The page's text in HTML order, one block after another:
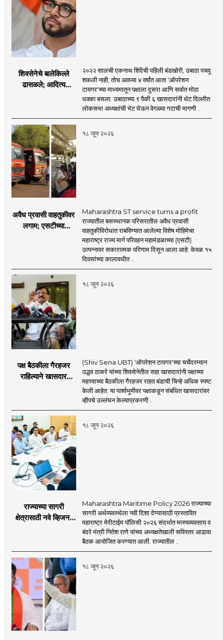
शिवसेनेचे बालेकिल्ले
ढासळले; आदित्य
नेमका कुठे चुकला?
२०२२ सालची एकनाथ शिंदेंची पहिली बंडखोरी, उबाठा पचवू
शकली नाही, तोच अवघ्या ४ वर्षांत आता 'ऑपरेशन
टायगर'च्या माध्यमातून पक्षाला दुसरा आणि सर्वात मोठा
धक्का बसला. उबाठाच्या ९ पैकी ६ खासदारांनी थेट दिल्लीत
लोकसभा अध्यक्षांची भेट घेऊन वेगळ्या गटाची मागणी ..
१८ जून २०२६
अवैध प्रवासी वाहतुकीवर
लगाम; एसटीच्या
Maharashtra ST service turns a profit
राज्यातील बसस्थानक परिसरातील अवैध प्रवासी
वाहतुकीविरोधात राबविण्यात आलेल्या विशेष मोहिमेचा
महाराष्ट्र राज्य मार्ग परिवहन महामंडळाच्या (एसटी)
उत्पन्नावर सकारात्मक परिणाम दिसून आला आहे. केवळ १५
दिवसांच्या कालावधीत ..
१८ जून २०२६
पक्ष बैठकीला गैरहजर
राहिल्याने खासदार
काय सांगतो?
(Shiv Sena UBT) 'ऑपरेशन टायगर'च्या चर्चेदरम्यान
उद्धव ठाकरे यांच्या शिवसेनेतील सहा खासदारांनी पक्षाच्या
महत्त्वाच्या बैठकीला गैरहजर राहत बंडाची चिन्हे अधिक स्पष्ट
केली आहेत. या पार्श्वभूमीवर पक्षाकडून संबंधित खासदारांवर
व्हीपचे उल्लंघन केल्याप्रकरणी ..
१८ जून २०२६
राज्याच्या सागरी
क्षेत्रासाठी नवे व्हिजन;
प्रस्ताव
Maharashtra Maritime Policy 2026 राज्याच्या
सागरी अर्थव्यवस्थेला नवी दिशा देण्यासाठी प्रस्तावित
महाराष्ट्र मेरीटाईम पॉलिसी २०२६ संदर्भात मत्स्यव्यवसाय व
बंदरे मंत्री नितेश राणे यांच्या अध्यक्षतेखाली सविस्तर आढावा
बैठक आयोजित करण्यात आली. राज्यातील ..
१८ जून २०२६